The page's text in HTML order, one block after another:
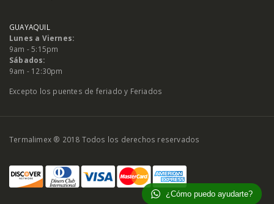
GUAYAQUIL
Lunes a Viernes:
9am - 5:15pm
Sábados:
9am - 12:30pm
Excepto los puentes de feriado y Feriados
Termalimex ® 2018 Todos los derechos reservados
¿Cómo puedo ayudarte?